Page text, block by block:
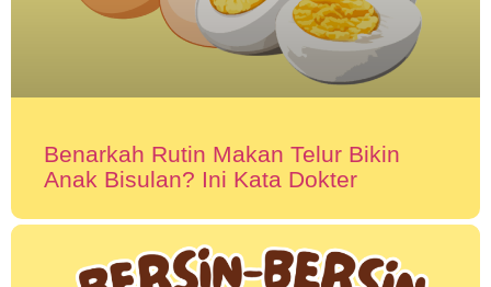
Benarkah Rutin Makan Telur Bikin
Anak Bisulan? Ini Kata Dokter